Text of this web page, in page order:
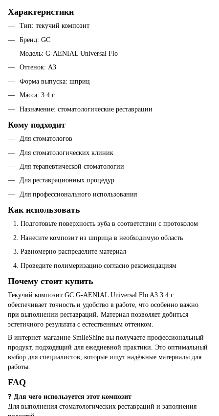
Характеристики
Тип: текучий композит
Бренд: GC
Модель: G-AENIAL Universal Flo
Оттенок: A3
Форма выпуска: шприц
Масса: 3.4 г
Назначение: стоматологические реставрации
Кому подходит
Для стоматологов
Для стоматологических клиник
Для терапевтической стоматологии
Для реставрационных процедур
Для профессионального использования
Как использовать
Подготовьте поверхность зуба в соответствии с протоколом
Нанесите композит из шприца в необходимую область
Равномерно распределите материал
Проведите полимеризацию согласно рекомендациям
Почему стоит купить
Текучий композит GC G-AENIAL Universal Flo A3 3.4 г
обеспечивает точность и удобство в работе, что особенно важно
при выполнении реставраций. Материал позволяет добиться
эстетичного результата с естественным оттенком.
В интернет-магазине SmileShine вы получаете профессиональный
продукт, подходящий для ежедневной практики. Это оптимальный
выбор для специалистов, которые ищут надёжные материалы для
работы.
FAQ
❓ Для чего используется этот композит
Для выполнения стоматологических реставраций и заполнения